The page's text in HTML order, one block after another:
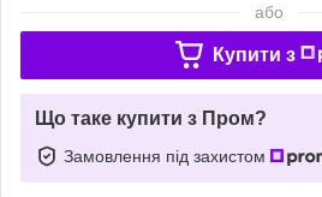
або
Купити з
Що таке купити з Пром?
Замовлення під захистом